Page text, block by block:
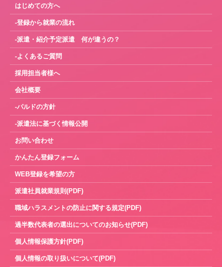
はじめての方へ
-登録から就業の流れ
-派遣・紹介予定派遣 何が違うの？
-よくあるご質問
採用担当者様へ
会社概要
-パルドの方針
-派遣法に基づく情報公開
お問い合わせ
かんたん登録フォーム
WEB登録を希望の方
派遣社員就業規則(PDF)
職域ハラスメントの防止に関する規定(PDF)
過半数代表者の選出についてのお知らせ(PDF)
個人情報保護方針(PDF)
個人情報の取り扱いについて(PDF)